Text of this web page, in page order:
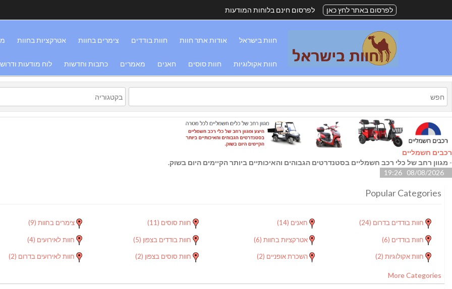
לפרסום באתר לחץ כאן לפרסום חינם בלוחות המודעות
חוות בישראל אודות אתר חוות חוות בודדים צימרים בחוות אטרקציות בחוות
חוות אקולוגיות חוות סוסים חאנים מאמרים כתבות וחדשות לוח מודעות
רכבים חשמליים
- מגוון רחב של כלי רכב חשמליים בסטנדרטים הגבוהים והאיכותיים ביותר הקיימים היום בשוק.
08/08/2026 19:26
Popular Categories
חוות בודדים בדרום (24) חאנים (14) חוות סוסים (11) צימרים בחוות (9)
חוות בודדים (6) אטרקציות בחוות (6) חוות בודדים בצפון (5) חוות לאירועים (4)
חוות אקולוגיות (2) השכרת אופניים (2) חוות סוסים בצפון (2) חוות לאירועים בדרום (2)
More Categories